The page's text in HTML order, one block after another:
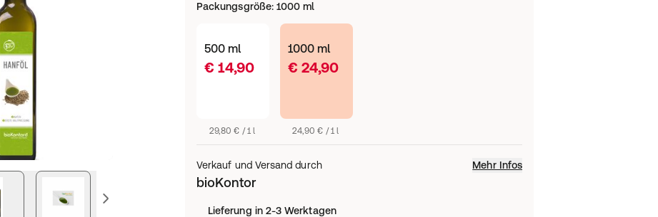
vorheriges Bild
Packungsgröße:1000 ml
500 ml
€ 14,90
29,80 € / 1 l
1000 ml
€ 24,90
24,90 € / 1 l
Verkauf und Versand durch Mehr Infos
bioKontor
Lieferung in 2-3 Werktagen